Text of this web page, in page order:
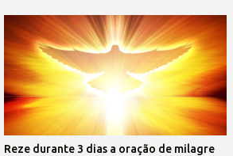
Reze durante 3 dias a oração de milagre